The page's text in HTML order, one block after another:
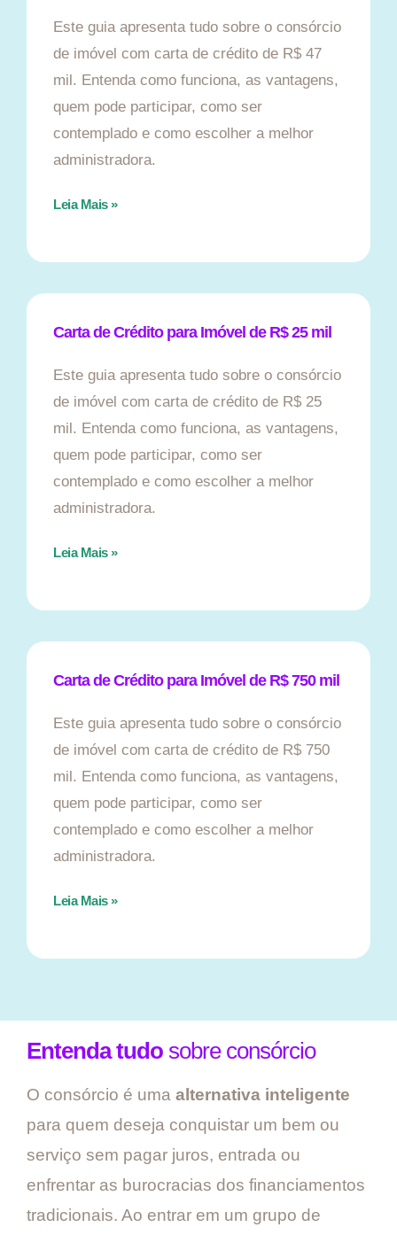
Este guia apresenta tudo sobre o consórcio
de imóvel com carta de crédito de R$ 47
mil. Entenda como funciona, as vantagens,
quem pode participar, como ser
contemplado e como escolher a melhor
administradora.
Leia Mais »
Carta de Crédito para Imóvel de R$ 25 mil
Este guia apresenta tudo sobre o consórcio
de imóvel com carta de crédito de R$ 25
mil. Entenda como funciona, as vantagens,
quem pode participar, como ser
contemplado e como escolher a melhor
administradora.
Leia Mais »
Carta de Crédito para Imóvel de R$ 750 mil
Este guia apresenta tudo sobre o consórcio
de imóvel com carta de crédito de R$ 750
mil. Entenda como funciona, as vantagens,
quem pode participar, como ser
contemplado e como escolher a melhor
administradora.
Leia Mais »
Entenda tudo sobre consórcio
O consórcio é uma alternativa inteligente
para quem deseja conquistar um bem ou
serviço sem pagar juros, entrada ou
enfrentar as burocracias dos financiamentos
tradicionais. Ao entrar em um grupo de